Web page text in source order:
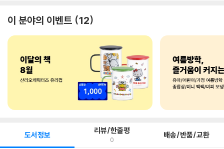
이 분야의 이벤트 12
도서정보 리뷰/한줄평
0 배송/반품/교환